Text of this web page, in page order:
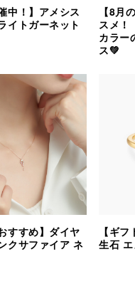
中！】アメシス
イトガーネット
【8月
スメ
カラー
ス💚
すすめ】ダイヤ
クサファイア ネ
【ギ
生石